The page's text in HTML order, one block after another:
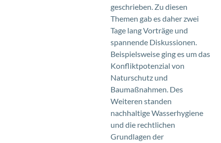
geschrieben. Zu diesen
Themen gab es daher zwei
Tage lang Vorträge und
spannende Diskussionen.
Beispielsweise ging es um das
Konfliktpotenzial von
Naturschutz und
Baumaßnahmen. Des
Weiteren standen
nachhaltige Wasserhygiene
und die rechtlichen
Grundlagen der